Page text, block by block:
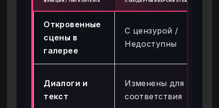
Откровенные
сцены в
галерее
С цензурой /
Недоступны
Диалоги и
текст
Изменены для
соответствия